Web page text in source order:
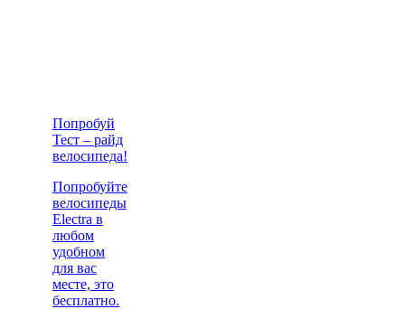
Попробуй
Тест – райд
велосипеда!
Попробуйте
велосипеды
Electra в
любом
удобном
для вас
месте, это
бесплатно.